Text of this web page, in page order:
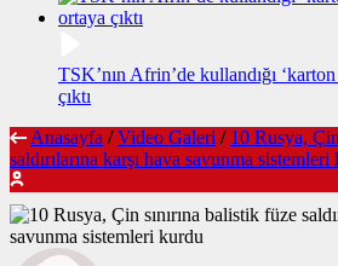
TSK’nın Afrin’de kullandığı
çıktı
Anasayfa / Video Galeri / 10 Rusya,
saldırılarına karşı hava savunma sistemleri